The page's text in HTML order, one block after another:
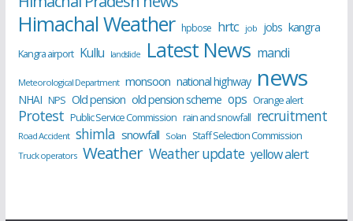
Himachal Weather hpbose hrtc job jobs kangra
Kangra airport Kullu landslide Latest News mandi
Meteorological Department monsoon national highway news
NHAI NPS Old pension old pension scheme ops Orange alert
Protest Public Service Commission rain and snowfall recruitment
Road Accident shimla snowfall Solan Staff Selection Commission
Truck operators Weather Weather update yellow alert